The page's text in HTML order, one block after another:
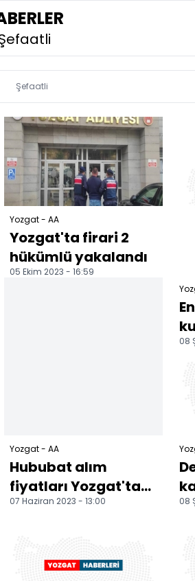
Yozgat - AA
Yozgat'ta firari 2
hükümlü yakalandı
05 Ekim 2023 - 16:59
Yozgat - AA
Hububat alım
fiyatları Yozgat'ta
çiftçinin beklentisini
07 Haziran 2023 - 13:00
08
08